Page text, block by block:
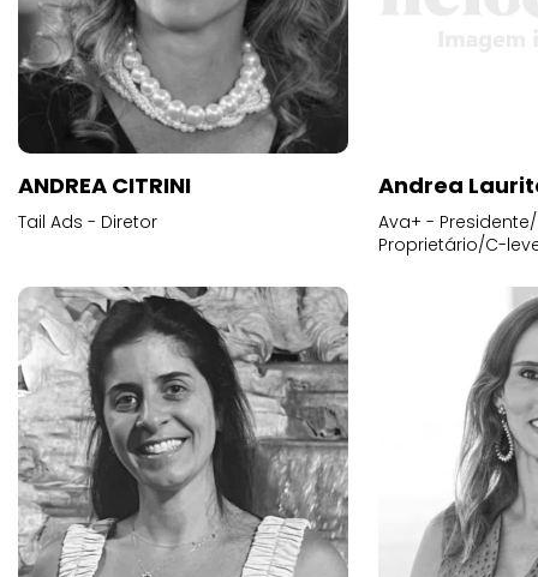
ANDREA CITRINI
Tail Ads - Diretor
Andrea
Ava+ -
Proprietário/C-